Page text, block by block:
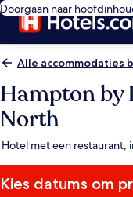
Doorgaan naar
Alle accommodaties
Hampton by
North
Hotel met een restaurant,
Kies datums om